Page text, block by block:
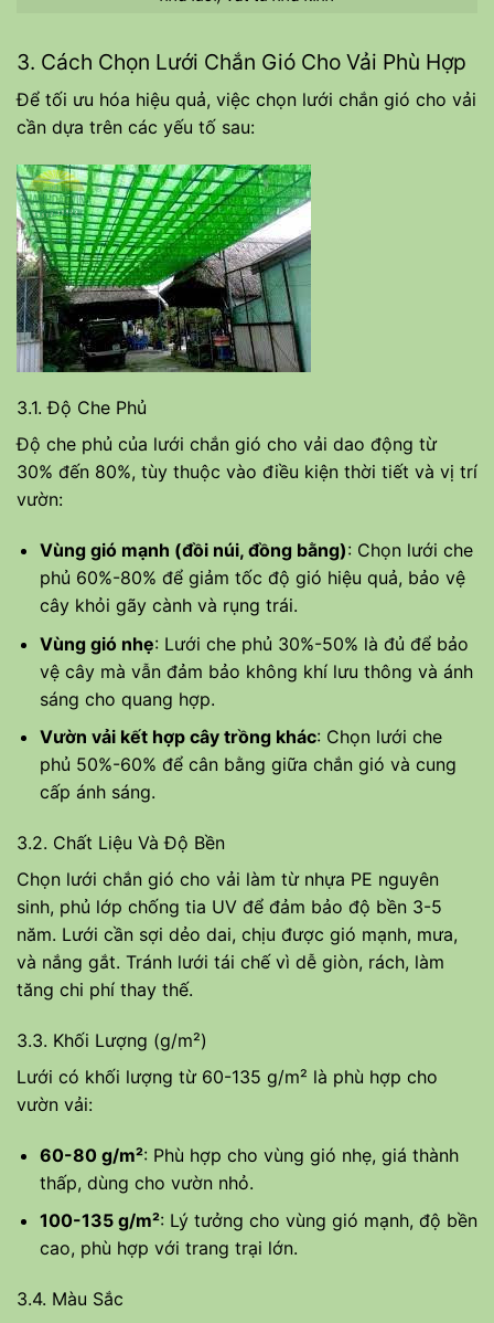
3. Cách Chọn Lưới Chắn Gió Cho Vải Phù Hợp
Để tối ưu hóa hiệu quả, việc chọn lưới chắn gió cho vải
cần dựa trên các yếu tố sau:
3.1. Độ Che Phủ
Độ che phủ của lưới chắn gió cho vải dao động từ
30% đến 80%, tùy thuộc vào điều kiện thời tiết và vị trí
vườn:
Vùng gió mạnh (đồi núi, đồng bằng): Chọn lưới che
phủ 60%-80% để giảm tốc độ gió hiệu quả, bảo vệ
cây khỏi gãy cành và rụng trái.
Vùng gió nhẹ: Lưới che phủ 30%-50% là đủ để bảo
vệ cây mà vẫn đảm bảo không khí lưu thông và ánh
sáng cho quang hợp.
Vườn vải kết hợp cây trồng khác: Chọn lưới che
phủ 50%-60% để cân bằng giữa chắn gió và cung
cấp ánh sáng.
3.2. Chất Liệu Và Độ Bền
Chọn lưới chắn gió cho vải làm từ nhựa PE nguyên
sinh, phủ lớp chống tia UV để đảm bảo độ bền 3-5
năm. Lưới cần sợi dẻo dai, chịu được gió mạnh, mưa,
và nắng gắt. Tránh lưới tái chế vì dễ giòn, rách, làm
tăng chi phí thay thế.
3.3. Khối Lượng (g/m²)
Lưới có khối lượng từ 60-135 g/m² là phù hợp cho
vườn vải:
60-80 g/m²: Phù hợp cho vùng gió nhẹ, giá thành
thấp, dùng cho vườn nhỏ.
100-135 g/m²: Lý tưởng cho vùng gió mạnh, độ bền
cao, phù hợp với trang trại lớn.
3.4. Màu Sắc